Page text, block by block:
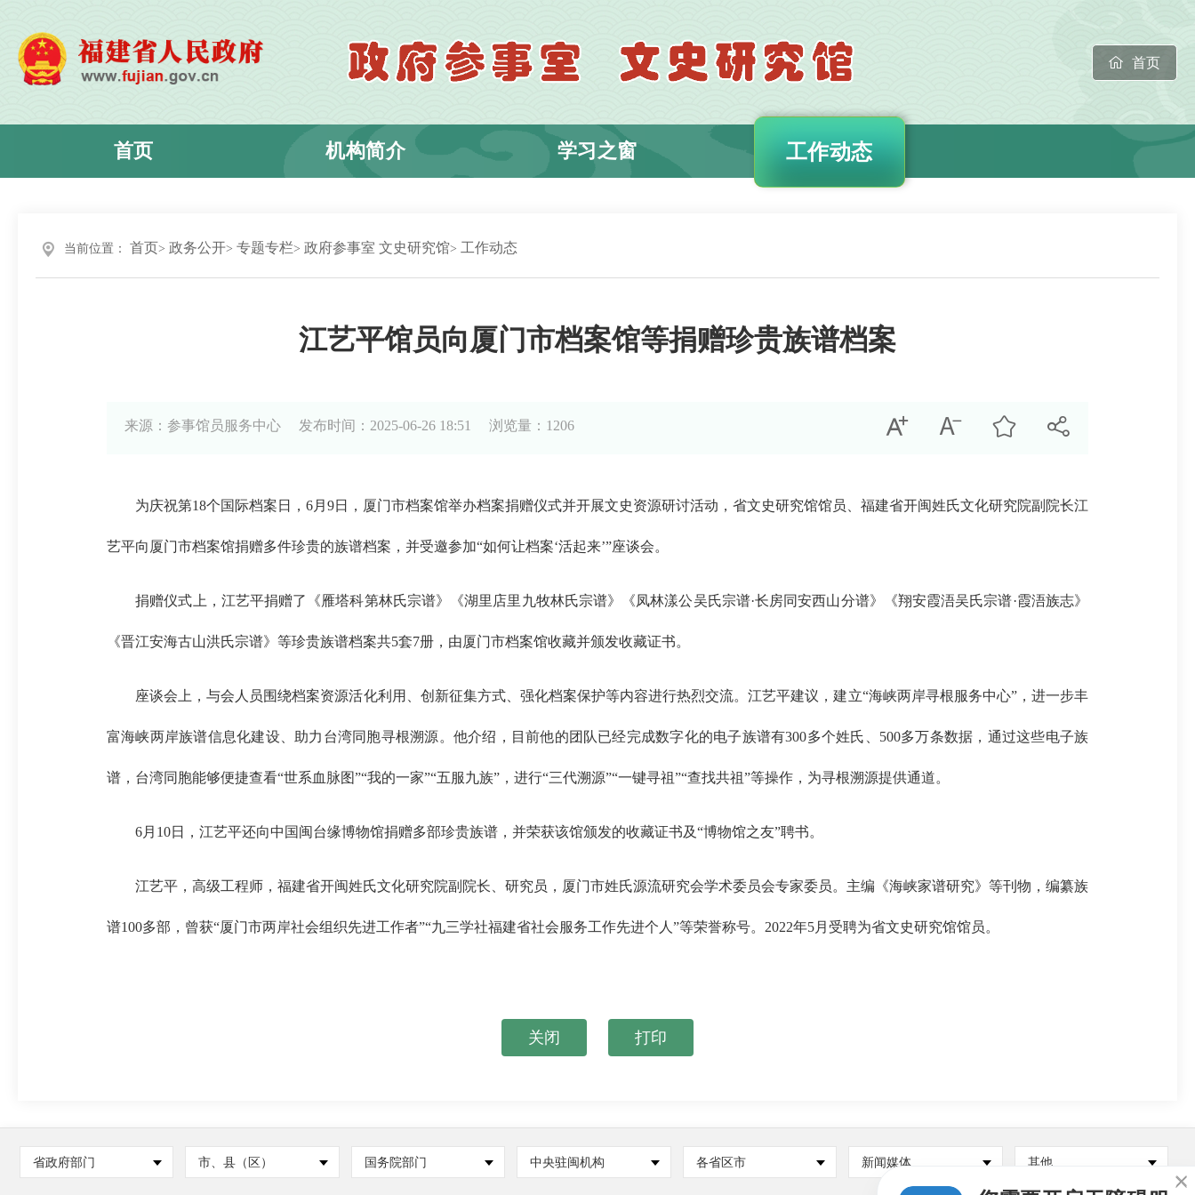
首页
首页 机构简介 学习之窗 工作动态
当前位置： 首页 政务公开 专题专栏 政府参事室 文史研究馆 工作动态
江艺平馆员向厦门市档案馆等捐赠珍贵族谱档案
来源：参事馆员服务中心 发布时间：2025-06-26 18:51 浏览量：1206
为庆祝第18个国际档案日，6月9日，厦门市档案馆举办档案捐赠仪式并开展文史资源研讨活动，省文史研究馆馆员、福建省开闽姓氏文化研究院副院长江
艺平向厦门市档案馆捐赠多件珍贵的族谱档案，并受邀参加“如何让档案‘活起来’”座谈会。
捐赠仪式上，江艺平捐赠了《雁塔科第林氏宗谱》《湖里店里九牧林氏宗谱》《凤林漾公吴氏宗谱·长房同安西山分谱》《翔安霞浯吴氏宗谱·霞浯族志》
《晋江安海古山洪氏宗谱》等珍贵族谱档案共5套7册，由厦门市档案馆收藏并颁发收藏证书。
座谈会上，与会人员围绕档案资源活化利用、创新征集方式、强化档案保护等内容进行热烈交流。江艺平建议，建立“海峡两岸寻根服务中心”，进一步丰
富海峡两岸族谱信息化建设、助力台湾同胞寻根溯源。他介绍，目前他的团队已经完成数字化的电子族谱有300多个姓氏、500多万条数据，通过这些电子族
谱，台湾同胞能够便捷查看“世系血脉图”“我的一家”“五服九族”，进行“三代溯源”“一键寻祖”“查找共祖”等操作，为寻根溯源提供通道。
6月10日，江艺平还向中国闽台缘博物馆捐赠多部珍贵族谱，并荣获该馆颁发的收藏证书及“博物馆之友”聘书。
江艺平，高级工程师，福建省开闽姓氏文化研究院副院长、研究员，厦门市姓氏源流研究会学术委员会专家委员。主编《海峡家谱研究》等刊物，编纂族
谱100多部，曾获“厦门市两岸社会组织先进工作者”“九三学社福建省社会服务工作先进个人”等荣誉称号。2022年5月受聘为省文史研究馆馆员。
关闭 打印
省政府部门 市、县（区） 国务院部门 中央驻闽机构 各省区市 新闻媒体 其他
